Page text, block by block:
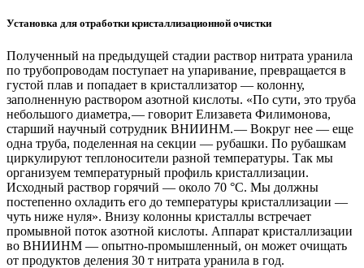
Установка для отработки кристаллизационной очистки
Полученный на предыдущей стадии раствор нитрата уранила
по трубопроводам поступает на упаривание, превращается в
густой плав и попадает в кристаллизатор — ​колонну,
заполненную раствором азотной кислоты. «По сути, это труба
небольшого диаметра, — ​говорит Елизавета Филимонова,
старший научный сотрудник ВНИИНМ. — ​Вокруг нее — ​еще
одна труба, поделенная на секции — ​рубашки. По рубашкам
циркулируют теплоносители разной температуры. Так мы
организуем температурный профиль кристаллизации.
Исходный раствор горячий — ​около 70 °C. Мы должны
постепенно охладить его до температуры кристаллизации — ​
чуть ниже нуля». Внизу колонны кристаллы встречает
промывной поток азотной кислоты. Аппарат кристаллизации
во ВНИИНМ — ​опытно-промышленный, он может очищать
от продуктов деления 30 т нитрата уранила в год.